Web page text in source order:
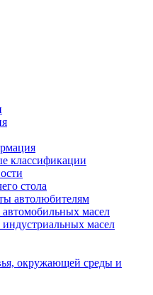
классификации
стола
автолюбителям
автомобильных масел
масел
окружающей среды и